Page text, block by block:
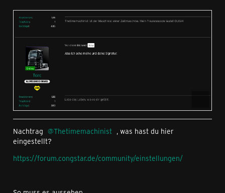
Nachtrag Thetimemachinist , was hast du hier
eingestellt?
https://forum.congstar.de/community/einstellungen/